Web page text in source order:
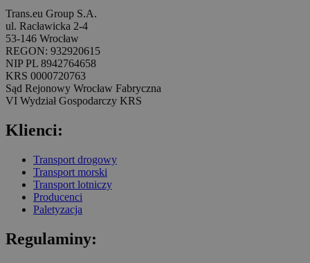
Trans.eu Group S.A.
ul. Racławicka 2-4
53-146 Wrocław
REGON: 932920615
NIP PL 8942764658
KRS 0000720763
Sąd Rejonowy Wrocław Fabryczna
VI Wydział Gospodarczy KRS
Klienci:
Transport drogowy
Transport morski
Transport lotniczy
Producenci
Paletyzacja
Regulaminy: